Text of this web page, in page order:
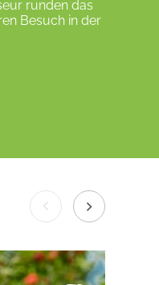
runden das
Besuch in der